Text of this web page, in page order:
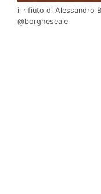
il rifiuto di Alessandro
@borgheseale